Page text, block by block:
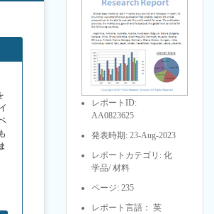
レポートID:
AA0823625
発表時期: 23-Aug-2023
レポートカテゴリ: 化
学品/ 材料
ページ: 235
レポート言語： 英